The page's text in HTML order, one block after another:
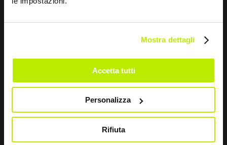
Mostra dettagli
Accetta tutti
Personalizza
Rifiuta
*Li a Política de Privacidade
nos termos do art. 13 Regulamento UE 679/16.
Dou o meu consentimento para o tratamento dos